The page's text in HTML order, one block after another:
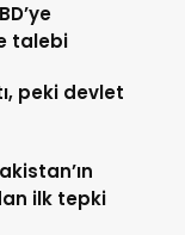
talebi
peki devlet
ilk tepki